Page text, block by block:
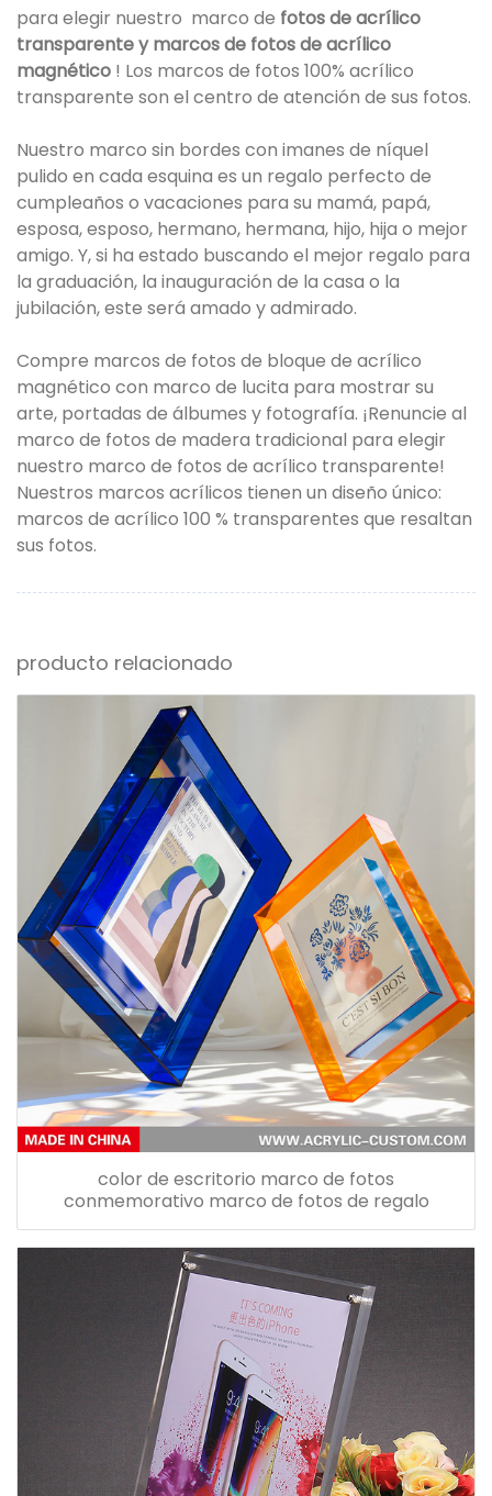
para elegir nuestro marco de fotos de acrílico
transparente y marcos de fotos de acrílico
magnético ! Los marcos de fotos 100% acrílico
transparente son el centro de atención de sus fotos.
Nuestro marco sin bordes con imanes de níquel
pulido en cada esquina es un regalo perfecto de
cumpleaños o vacaciones para su mamá, papá,
esposa, esposo, hermano, hermana, hijo, hija o mejor
amigo. Y, si ha estado buscando el mejor regalo para
la graduación, la inauguración de la casa o la
jubilación, este será amado y admirado.
Compre marcos de fotos de bloque de acrílico
magnético con marco de lucita para mostrar su
arte, portadas de álbumes y fotografía. ¡Renuncie al
marco de fotos de madera tradicional para elegir
nuestro marco de fotos de acrílico transparente!
Nuestros marcos acrílicos tienen un diseño único:
marcos de acrílico 100 % transparentes que resaltan
sus fotos.
producto relacionado
color de escritorio marco de fotos
conmemorativo marco de fotos de regalo